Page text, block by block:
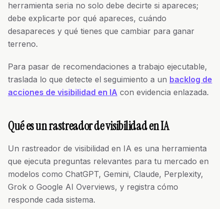
herramienta seria no solo debe decirte si apareces;
debe explicarte por qué apareces, cuándo
desapareces y qué tienes que cambiar para ganar
terreno.
Para pasar de recomendaciones a trabajo ejecutable,
traslada lo que detecte el seguimiento a un backlog de
acciones de visibilidad en IA con evidencia enlazada.
Qué es un rastreador de visibilidad en IA
Un rastreador de visibilidad en IA es una herramienta
que ejecuta preguntas relevantes para tu mercado en
modelos como ChatGPT, Gemini, Claude, Perplexity,
Grok o Google AI Overviews, y registra cómo
responde cada sistema.